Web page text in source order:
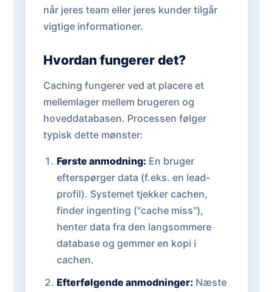
når jeres team eller jeres kunder tilgår
vigtige informationer.
Hvordan fungerer det?
Caching fungerer ved at placere et
mellemlager mellem brugeren og
hoveddatabasen. Processen følger
typisk dette mønster:
Første anmodning: En bruger
efterspørger data (f.eks. en lead-
profil). Systemet tjekker cachen,
finder ingenting ("cache miss"),
henter data fra den langsommere
database og gemmer en kopi i
cachen.
Efterfølgende anmodninger: Næste